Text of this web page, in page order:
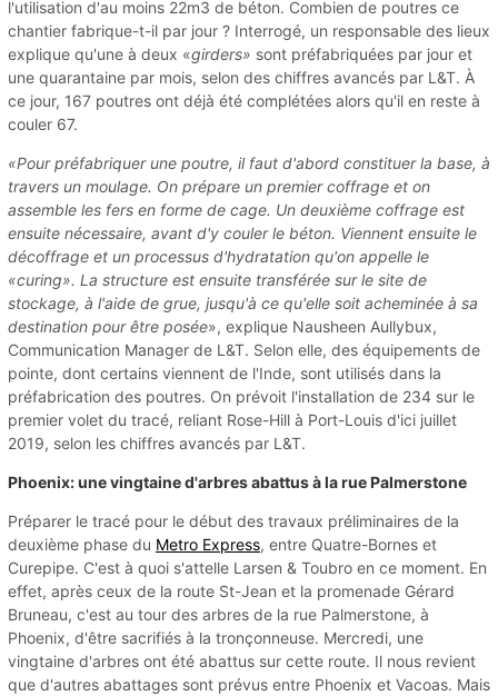
l'utilisation d'au moins 22m3 de béton. Combien de poutres ce
chantier fabrique-t-il par jour ? Interrogé, un responsable des lieux
explique qu'une à deux «girders» sont préfabriquées par jour et
une quarantaine par mois, selon des chiffres avancés par L&T. À
ce jour, 167 poutres ont déjà été complétées alors qu'il en reste à
couler 67.
«Pour préfabriquer une poutre, il faut d'abord constituer la base, à
travers un moulage. On prépare un premier coffrage et on
assemble les fers en forme de cage. Un deuxième coffrage est
ensuite nécessaire, avant d'y couler le béton. Viennent ensuite le
décoffrage et un processus d'hydratation qu'on appelle le
«curing». La structure est ensuite transférée sur le site de
stockage, à l'aide de grue, jusqu'à ce qu'elle soit acheminée à sa
destination pour être posée», explique Nausheen Aullybux,
Communication Manager de L&T. Selon elle, des équipements de
pointe, dont certains viennent de l'Inde, sont utilisés dans la
préfabrication des poutres. On prévoit l'installation de 234 sur le
premier volet du tracé, reliant Rose-Hill à Port-Louis d'ici juillet
2019, selon les chiffres avancés par L&T.
Phoenix: une vingtaine d'arbres abattus à la rue Palmerstone
Préparer le tracé pour le début des travaux préliminaires de la
deuxième phase du Metro Express, entre Quatre-Bornes et
Curepipe. C'est à quoi s'attelle Larsen & Toubro en ce moment. En
effet, après ceux de la route St-Jean et la promenade Gérard
Bruneau, c'est au tour des arbres de la rue Palmerstone, à
Phoenix, d'être sacrifiés à la tronçonneuse. Mercredi, une
vingtaine d'arbres ont été abattus sur cette route. Il nous revient
que d'autres abattages sont prévus entre Phoenix et Vacoas. Mais